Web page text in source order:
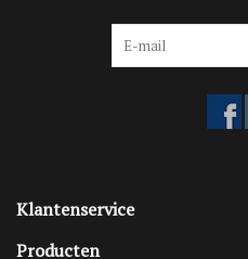
Klantenservice
Producten